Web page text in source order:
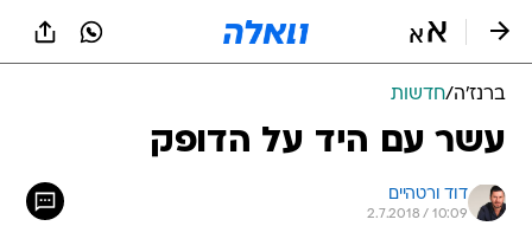
ברנז'ה/חדשות
עשר עם היד על הדופק
דוד ורטהיים
2.7.2018 / 10:09